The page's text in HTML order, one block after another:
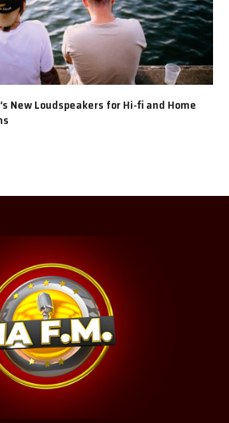
New Loudspeakers for Hi-fi and Home